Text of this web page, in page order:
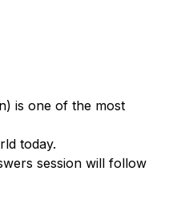
is one of the most
today.
session will follow